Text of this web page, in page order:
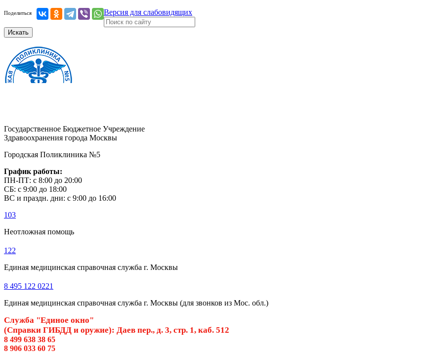
Поделиться Версия для слабовидящих
Искать
Государственное Бюджетное Учреждение
Здравоохранения города Москвы
Городская Поликлиника №5
График работы:
ПН-ПТ: с 8:00 до 20:00
СБ: с 9:00 до 18:00
ВС и праздн. дни: с 9:00 до 16:00
103
Неотложная помощь
122
Единая медицинская справочная служба г. Москвы
8 495 122 0221
Единая медицинская справочная служба г. Москвы (для звонков из Мос. обл.)
Служба "Единое окно"
(Справки ГИБДД и оружие): Даев пер., д. 3, стр. 1, каб. 512
8 499 638 38 65
8 906 033 60 75